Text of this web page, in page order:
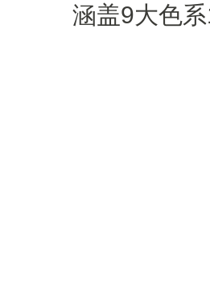
涵盖9大色系